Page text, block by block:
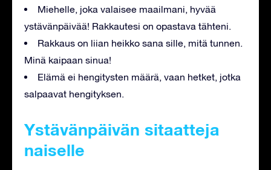
Miehelle, joka valaisee maailmani, hyvää
ystävänpäivää! Rakkautesi on opastava tähteni.
Rakkaus on liian heikko sana sille, mitä tunnen.
Minä kaipaan sinua!
Elämä ei hengitysten määrä, vaan hetket, jotka
salpaavat hengityksen.
Ystävänpäivän sitaatteja
naiselle